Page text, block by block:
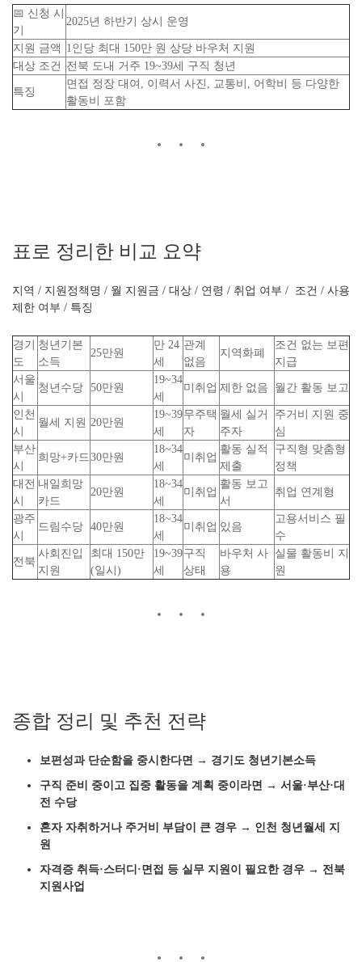
📅 신청 시
기
2025년 하반기 상시 운영
지원 금액 1인당 최대 150만 원 상당 바우처 지원
대상 조건 전북 도내 거주 19~39세 구직 청년
특징
면접 정장 대여, 이력서 사진, 교통비, 어학비 등 다양한
활동비 포함
표로 정리한 비교 요약
지역 / 지원정책명 / 월 지원금 / 대상 / 연령 / 취업 여부 / 조건 / 사용
제한 여부 / 특징
경기
도
청년기본
소득
25만원
만 24
세
관계
없음
지역화폐
조건 없는 보편
지급
서울
시
청년수당 50만원
19~34
세
미취업 제한 없음 월간 활동 보고
인천
시
월세 지원 20만원
19~39
세
무주택
자
월세 실거
주자
주거비 지원 중
심
부산
시
희망+카드30만원
18~34
세
미취업
활동 실적
제출
구직형 맞춤형
정책
대전
시
내일희망
카드
20만원
18~34
세
미취업
활동 보고
서
취업 연계형
광주
시
드림수당 40만원
18~34
세
미취업 있음
고용서비스 필
수
전북
사회진입
지원
최대 150만
(일시)
19~39
세
구직
상태
바우처 사
용
실물 활동비 지
원
종합 정리 및 추천 전략
보편성과 단순함을 중시한다면 → 경기도 청년기본소득
구직 준비 중이고 집중 활동을 계획 중이라면 → 서울·부산·대
전 수당
혼자 자취하거나 주거비 부담이 큰 경우 → 인천 청년월세 지
원
자격증 취득·스터디·면접 등 실무 지원이 필요한 경우 → 전북
지원사업